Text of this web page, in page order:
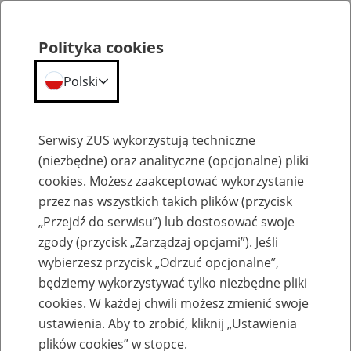
Komunikaty
Komunikaty techniczne
Polityka cookies
Polski
Serwisy ZUS wykorzystują techniczne
(niezbędne) oraz analityczne (opcjonalne) pliki
cookies. Możesz zaakceptować wykorzystanie
przez nas wszystkich takich plików (przycisk
„Przejdź do serwisu”) lub dostosować swoje
zgody (przycisk „Zarządzaj opcjami”). Jeśli
wybierzesz przycisk „Odrzuć opcjonalne”,
będziemy wykorzystywać tylko niezbędne pliki
cookies. W każdej chwili możesz zmienić swoje
ustawienia. Aby to zrobić, kliknij „Ustawienia
plików cookies” w stopce.